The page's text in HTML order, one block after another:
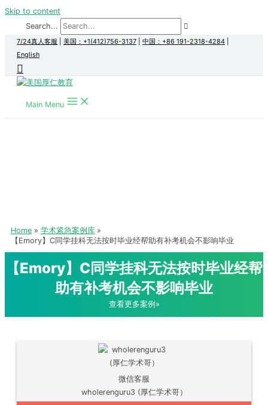
Skip to content
Search...
7/24真人客服 美国：+1(412)756-3137 中国：+86 191-2318-4284
English
Main Menu
Home
学术紧急案例库
【Emory】C同学挂科无法按时毕业经帮助有补考机会不影响毕业
【Emory】C同学挂科无法按时毕业经帮
助有补考机会不影响毕业
查看更多案例»
微信客服
wholerenguru3 (厚仁学术哥）